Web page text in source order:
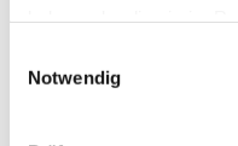
Notwendig